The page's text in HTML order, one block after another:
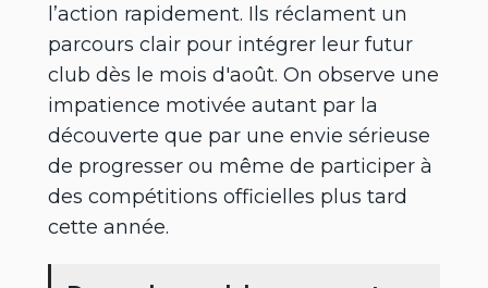
l’action rapidement. Ils réclament un
parcours clair pour intégrer leur futur
club dès le mois d'août. On observe une
impatience motivée autant par la
découverte que par une envie sérieuse
de progresser ou même de participer à
des compétitions officielles plus tard
cette année.